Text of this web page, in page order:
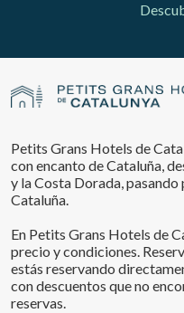
Petits Grans Hotels de
con encanto de Cataluña,
y la Costa Dorada,
Cataluña.
En Petits Grans Hotels de
precio y condiciones.
estás reservando
con descuentos que no
reservas.